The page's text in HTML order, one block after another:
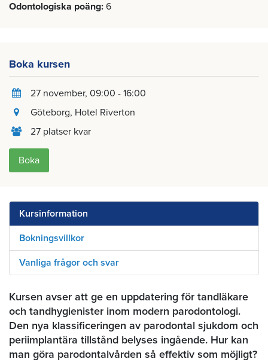
Odontologiska poäng 6
Boka kursen
27 november, 09:00 - 16:00
Göteborg, Hotel Riverton
27 platser kvar
Boka
Kursinformation
Bokningsvillkor
Vanliga frågor och svar
Kursen avser att ge en uppdatering för tandläkare
och tandhygienister inom modern parodontologi.
Den nya klassificeringen av parodontal sjukdom och
periimplantära tillstånd belyses ingående. Hur kan
man göra parodontalvården så effektiv som möjligt?